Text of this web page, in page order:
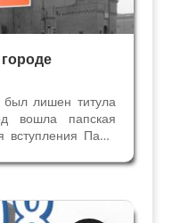
был лишен титула
вошла папская
Папы
триумфальное